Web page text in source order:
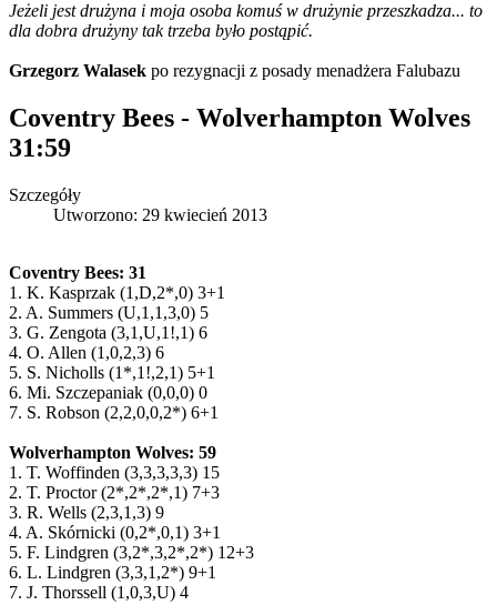
Jeżeli jest drużyna i moja osoba komuś w drużynie przeszkadza... to
dla dobra drużyny tak trzeba było postąpić.
Grzegorz Walasek po rezygnacji z posady menadżera Falubazu
Coventry Bees - Wolverhampton Wolves
31:59
Szczegóły
Utworzono: 29 kwiecień 2013
Coventry Bees: 31
1. K. Kasprzak (1,D,2*,0) 3+1
2. A. Summers (U,1,1,3,0) 5
3. G. Zengota (3,1,U,1!,1) 6
4. O. Allen (1,0,2,3) 6
5. S. Nicholls (1*,1!,2,1) 5+1
6. Mi. Szczepaniak (0,0,0) 0
7. S. Robson (2,2,0,0,2*) 6+1
Wolverhampton Wolves: 59
1. T. Woffinden (3,3,3,3,3) 15
2. T. Proctor (2*,2*,2*,1) 7+3
3. R. Wells (2,3,1,3) 9
4. A. Skórnicki (0,2*,0,1) 3+1
5. F. Lindgren (3,2*,3,2*,2*) 12+3
6. L. Lindgren (3,3,1,2*) 9+1
7. J. Thorssell (1,0,3,U) 4